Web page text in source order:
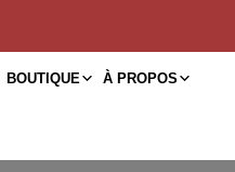
BOUTIQUE À PROPOS